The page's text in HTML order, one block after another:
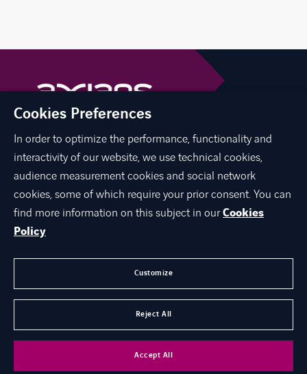
linkedinyoutube
O NAMA
EKSPERTIZA
KARIJERA
KONTAKT
Cookies Preferences
In order to optimize the performance, functionality and
interactivity of our website, we use technical cookies,
audience measurement cookies and social network
cookies, some of which require your prior consent. You can
find more information on this subject in ourCookies
Policy
Customize
Reject All
Accept All